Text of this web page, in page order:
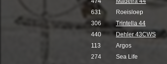
631
Roeisloep
306
Trintella 44
440
Dehler 43CWS
113
Argos
274
Sea Life